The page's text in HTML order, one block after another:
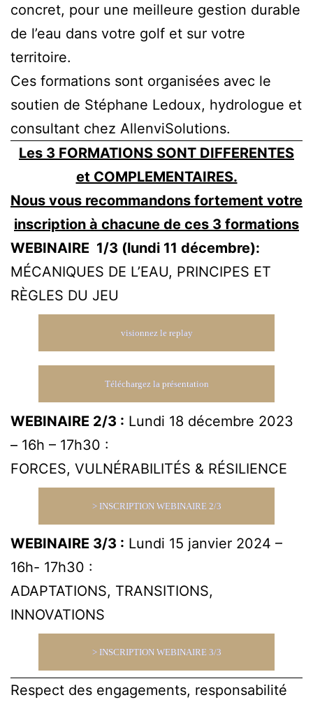
concret, pour une meilleure gestion durable
de l’eau dans votre golf et sur votre
territoire.
Ces formations sont organisées avec le
soutien de Stéphane Ledoux, hydrologue et
consultant chez AllenviSolutions.
Les 3 FORMATIONS SONT DIFFERENTES
et COMPLEMENTAIRES.
Nous vous recommandons fortement votre
inscription à chacune de ces 3 formations
WEBINAIRE 1/3 (lundi 11 décembre):
MÉCANIQUES DE L’EAU, PRINCIPES ET
RÈGLES DU JEU
visionnez le replay
Téléchargez la présentation
WEBINAIRE 2/3 : Lundi 18 décembre 2023
– 16h – 17h30 :
FORCES, VULNÉRABILITÉS & RÉSILIENCE
> INSCRIPTION WEBINAIRE 2/3
WEBINAIRE 3/3 : Lundi 15 janvier 2024 –
16h- 17h30 :
ADAPTATIONS, TRANSITIONS,
INNOVATIONS
> INSCRIPTION WEBINAIRE 3/3
Respect des engagements, responsabilité